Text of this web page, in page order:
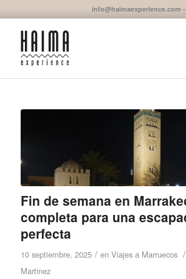
info@haimaexperience.com -
Fin de semana en
completa para una
perfecta
10 septiembre, 2025 / en Viajes a Marruecos /
Martinez